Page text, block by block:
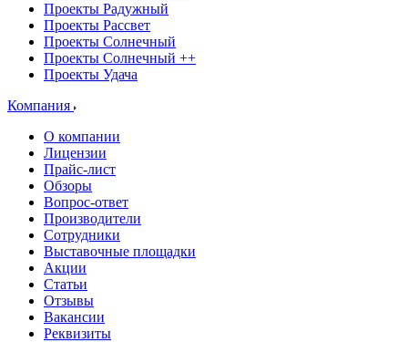
Проекты Радужный
Проекты Рассвет
Проекты Солнечный
Проекты Солнечный ++
Проекты Удача
Компания
О компании
Лицензии
Прайс-лист
Обзоры
Вопрос-ответ
Производители
Сотрудники
Выставочные площадки
Акции
Статьи
Отзывы
Вакансии
Реквизиты